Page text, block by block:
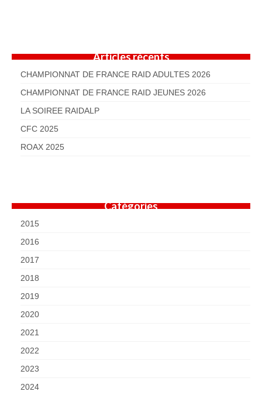
Articles récents
CHAMPIONNAT DE FRANCE RAID ADULTES 2026
CHAMPIONNAT DE FRANCE RAID JEUNES 2026
LA SOIREE RAIDALP
CFC 2025
ROAX 2025
Catégories
2015
2016
2017
2018
2019
2020
2021
2022
2023
2024